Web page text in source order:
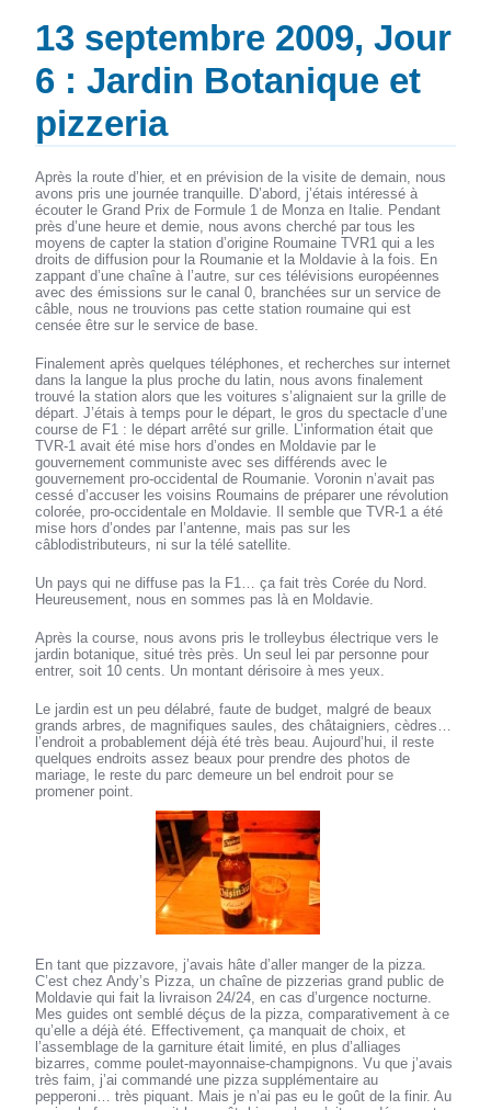
13 septembre 2009, Jour
6 : Jardin Botanique et
pizzeria
Après la route d’hier, et en prévision de la visite de demain, nous
avons pris une journée tranquille. D’abord, j’étais intéressé à
écouter le Grand Prix de Formule 1 de Monza en Italie. Pendant
près d’une heure et demie, nous avons cherché par tous les
moyens de capter la station d’origine Roumaine TVR1 qui a les
droits de diffusion pour la Roumanie et la Moldavie à la fois. En
zappant d’une chaîne à l’autre, sur ces télévisions européennes
avec des émissions sur le canal 0, branchées sur un service de
câble, nous ne trouvions pas cette station roumaine qui est
censée être sur le service de base.
Finalement après quelques téléphones, et recherches sur internet
dans la langue la plus proche du latin, nous avons finalement
trouvé la station alors que les voitures s’alignaient sur la grille de
départ. J’étais à temps pour le départ, le gros du spectacle d’une
course de F1 : le départ arrêté sur grille. L’information était que
TVR-1 avait été mise hors d’ondes en Moldavie par le
gouvernement communiste avec ses différends avec le
gouvernement pro-occidental de Roumanie. Voronin n’avait pas
cessé d’accuser les voisins Roumains de préparer une révolution
colorée, pro-occidentale en Moldavie. Il semble que TVR-1 a été
mise hors d’ondes par l’antenne, mais pas sur les
câblodistributeurs, ni sur la télé satellite.
Un pays qui ne diffuse pas la F1… ça fait très Corée du Nord.
Heureusement, nous en sommes pas là en Moldavie.
Après la course, nous avons pris le trolleybus électrique vers le
jardin botanique, situé très près. Un seul lei par personne pour
entrer, soit 10 cents. Un montant dérisoire à mes yeux.
Le jardin est un peu délabré, faute de budget, malgré de beaux
grands arbres, de magnifiques saules, des châtaigniers, cèdres…
l’endroit a probablement déjà été très beau. Aujourd’hui, il reste
quelques endroits assez beaux pour prendre des photos de
mariage, le reste du parc demeure un bel endroit pour se
promener point.
En tant que pizzavore, j’avais hâte d’aller manger de la pizza.
C’est chez Andy’s Pizza, un chaîne de pizzerias grand public de
Moldavie qui fait la livraison 24/24, en cas d’urgence nocturne.
Mes guides ont semblé déçus de la pizza, comparativement à ce
qu’elle a déjà été. Effectivement, ça manquait de choix, et
l’assemblage de la garniture était limité, en plus d’alliages
bizarres, comme poulet-mayonnaise-champignons. Vu que j’avais
très faim, j’ai commandé une pizza supplémentaire au
pepperoni… très piquant. Mais je n’ai pas eu le goût de la finir. Au